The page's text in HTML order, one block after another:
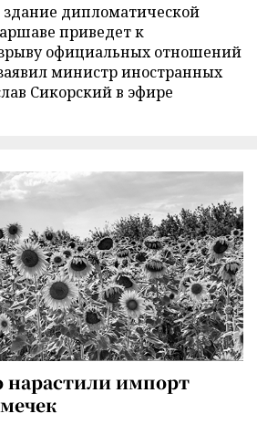
здание дипломатической
приведет к
официальных отношений
министр иностранных
Сикорский в эфире
импорт